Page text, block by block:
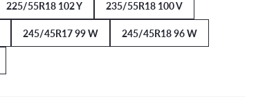
225/55R18 102 Y
235/55R18 100 V
245/45R17 99 W
245/45R18 96 W